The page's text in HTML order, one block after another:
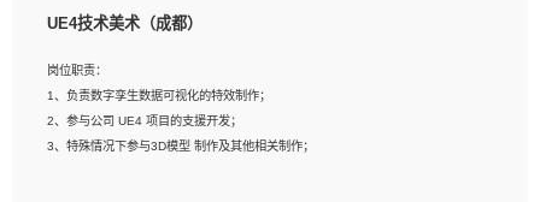
2、熟练掌握 Unity3D 程序开发，精通 C# 语言开发；
4、有良好的沟通能力和团队合作意识；
5、开发过 HoloLens 程序者优先。
UE4技术美术（成都）
岗位职责：
1、负责数字孪生数据可视化的特效制作；
2、参与公司 UE4 项目的支援开发；
3、特殊情况下参与3D模型 制作及其他相关制作；